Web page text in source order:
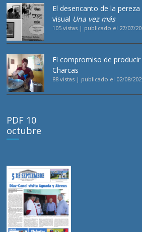
El desencanto de la
visual Una vez más
105 vistas | publicado el 27/07/
El compromiso de
Charcas
88 vistas | publicado el 02/08/
PDF 10
octubre